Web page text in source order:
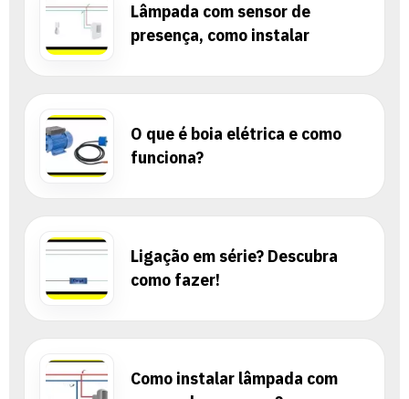
Lâmpada com sensor de
presença, como instalar
O que é boia elétrica e como
funciona?
Ligação em série? Descubra
como fazer!
Como instalar lâmpada com